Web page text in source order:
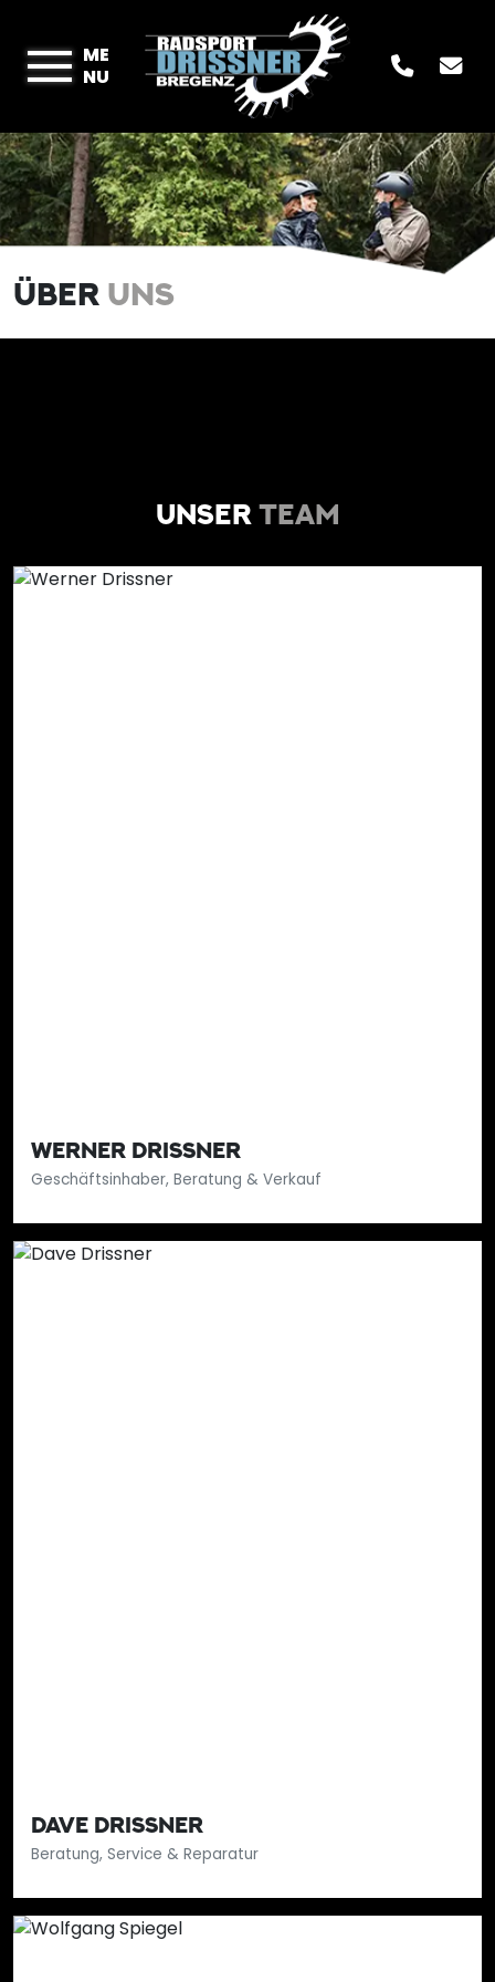
ME
NU
ÜBER UNS
UNSER TEAM
WERNER DRISSNER
Geschäftsinhaber, Beratung & Verkauf
DAVE DRISSNER
Beratung, Service & Reparatur